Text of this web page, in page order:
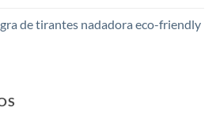
de tirantes nadadora eco-friendly